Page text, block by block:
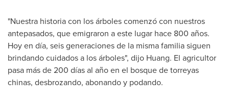
"Nuestra historia con los árboles comenzó con nuestros
antepasados, que emigraron a este lugar hace 800 años.
Hoy en día, seis generaciones de la misma familia siguen
brindando cuidados a los árboles", dijo Huang. El agricultor
pasa más de 200 días al año en el bosque de torreyas
chinas, desbrozando, abonando y podando.